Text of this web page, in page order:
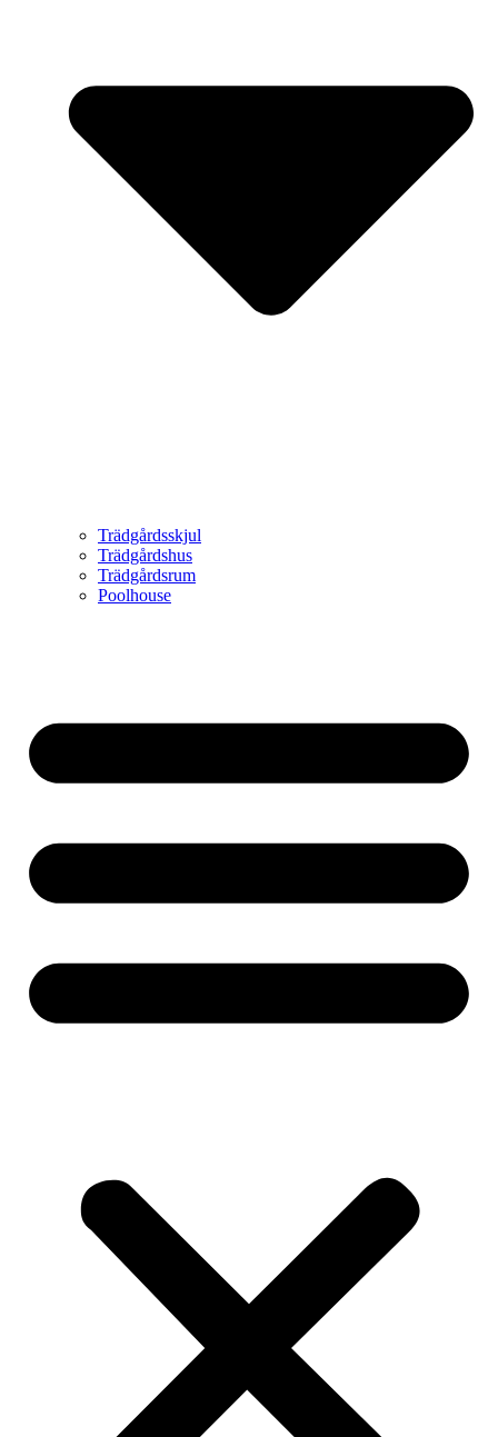
Trädgårdsskjul
Trädgårdshus
Trädgårdsrum
Poolhouse